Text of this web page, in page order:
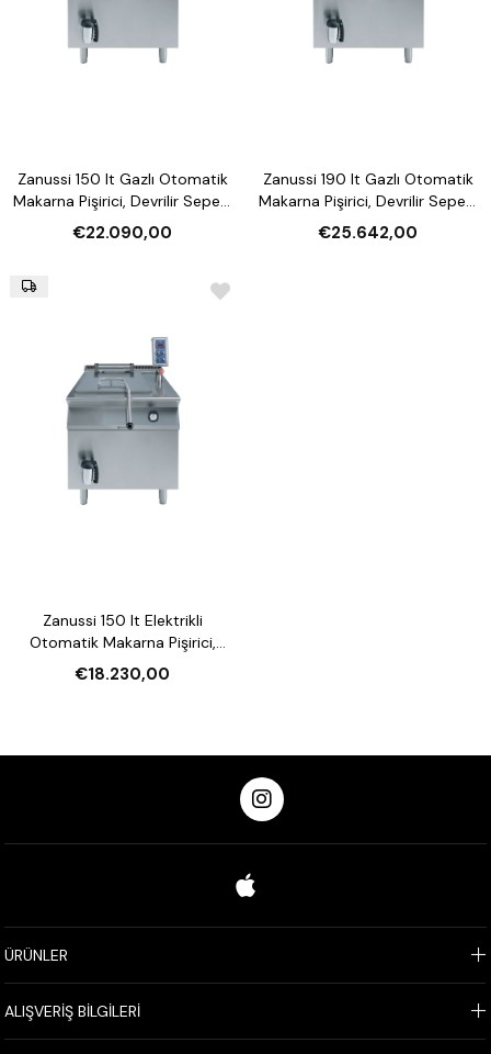
Zanussi 150 lt Gazlı Otomatik
Makarna Pişirici, Devrilir Sepetli
(Model 392113)
€22.090,00
Zanussi 190 lt Gazlı Otomatik
Makarna Pişirici, Devrilir Sepetli
(Model 392115)
€25.642,00
Zanussi 150 lt Elektrikli
Otomatik Makarna Pişirici,
Devrilir Sepetli (Model 392128)
€18.230,00
ÜRÜNLER
ALIŞVERİŞ BİLGİLERİ